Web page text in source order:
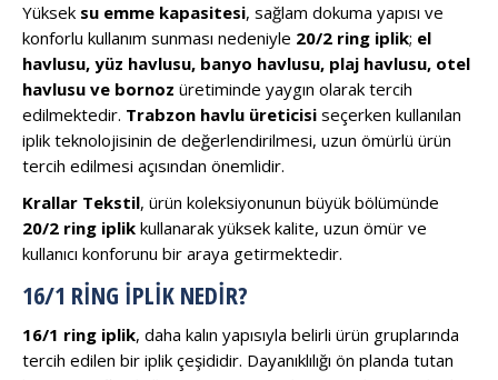
Yüksek su emme kapasitesi, sağlam dokuma yapısı ve
konforlu kullanım sunması nedeniyle 20/2 ring iplik; el
havlusu, yüz havlusu, banyo havlusu, plaj havlusu, otel
havlusu ve bornoz üretiminde yaygın olarak tercih
edilmektedir. Trabzon havlu üreticisi seçerken kullanılan
iplik teknolojisinin de değerlendirilmesi, uzun ömürlü ürün
tercih edilmesi açısından önemlidir.
Krallar Tekstil, ürün koleksiyonunun büyük bölümünde
20/2 ring iplik kullanarak yüksek kalite, uzun ömür ve
kullanıcı konforunu bir araya getirmektedir.
16/1 RING İPLIK NEDIR?
16/1 ring iplik, daha kalın yapısıyla belirli ürün gruplarında
tercih edilen bir iplik çeşididir. Dayanıklılığı ön planda tutan